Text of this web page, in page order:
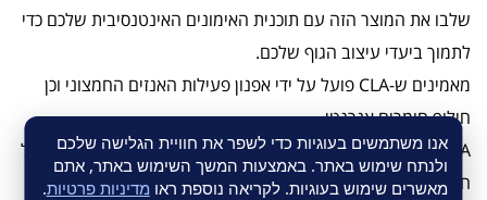
שלבו את המוצר הזה עם תוכנית האימונים האינטנסיבית שלכם כדי
לתמוך ביעדי עיצוב הגוף שלכם.
מאמינים ש-CLA פועל על ידי אפנון פעילות האנזים החמצוני וכן
חילוף חומרים אנרגטי.
CLA הוא בעצם טונלין המופק משמן חריע טבעי לחלוטין ואינו מכיל
חומרים ממריצים טבעיים או מלאכותיים מכל סוג שהוא.
אנו משתמשים בעוגיות כדי לשפר את חוויית הגלישה שלכם
ולנתח שימוש באתר. באמצעות המשך השימוש באתר, אתם
מאשרים שימוש בעוגיות. לקריאה נוספת ראו מדיניות פרטיות.